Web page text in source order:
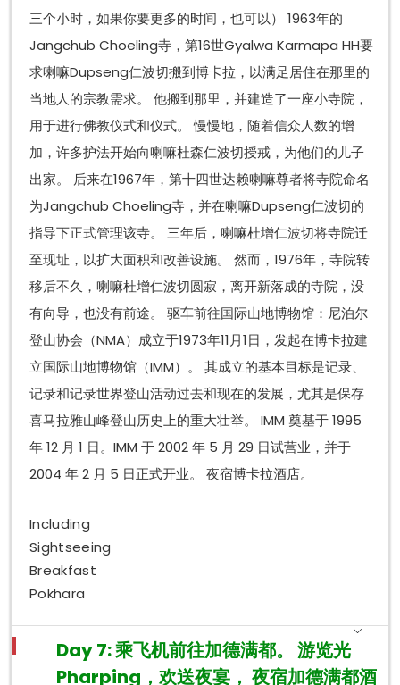
三个小时，如果你要更多的时间，也可以） 1963年的
Jangchub Choeling寺，第16世Gyalwa Karmapa HH要
求喇嘛Dupseng仁波切搬到博卡拉，以满足居住在那里的
当地人的宗教需求。 他搬到那里，并建造了一座小寺院，
用于进行佛教仪式和仪式。 慢慢地，随着信众人数的增
加，许多护法开始向喇嘛杜森仁波切授戒，为他们的儿子
出家。 后来在1967年，第十四世达赖喇嘛尊者将寺院命名
为Jangchub Choeling寺，并在喇嘛Dupseng仁波切的
指导下正式管理该寺。 三年后，喇嘛杜增仁波切将寺院迁
至现址，以扩大面积和改善设施。 然而，1976年，寺院转
移后不久，喇嘛杜增仁波切圆寂，离开新落成的寺院，没
有向导，也没有前途。 驱车前往国际山地博物馆：尼泊尔
登山协会（NMA）成立于1973年11月1日，发起在博卡拉建
立国际山地博物馆（IMM）。 其成立的基本目标是记录、
记录和记录世界登山活动过去和现在的发展，尤其是保存
喜马拉雅山峰登山历史上的重大壮举。 IMM 奠基于 1995
年 12 月 1 日。IMM 于 2002 年 5 月 29 日试营业，并于
2004 年 2 月 5 日正式开业。 夜宿博卡拉酒店。
Including
Sightseeing
Breakfast
Pokhara
Day 7: 乘飞机前往加德满都。 游览光
Pharping，欢送夜宴， 夜宿加德满都酒